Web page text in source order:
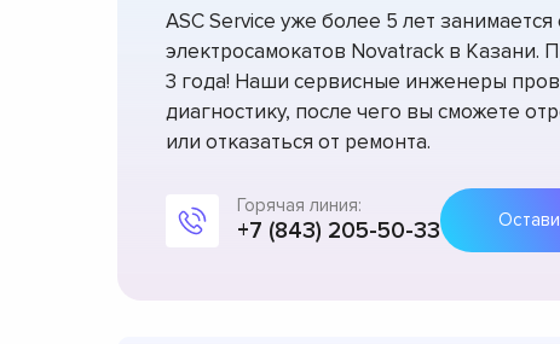
ASC Service уже более 5 лет
электросамокатов Novatrack в Казани.
3 года! Наши сервисные инженеры
диагностику, после чего вы сможете
или отказаться от ремонта.
Горячая линия:
+7 (843) 205-50-33